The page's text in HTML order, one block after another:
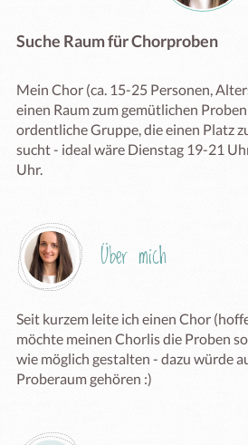
Suche Raum für Chorproben
Mein Chor (ca. 15-25 Personen,
einen Raum zum gemütlichen
ordentliche Gruppe, die einen Platz
sucht - ideal wäre Dienstag 19-21
Uhr.
Über mich
Seit kurzem leite ich einen Chor
möchte meinen Chorlis die Proben
wie möglich gestalten - dazu würde
Proberaum gehören :)